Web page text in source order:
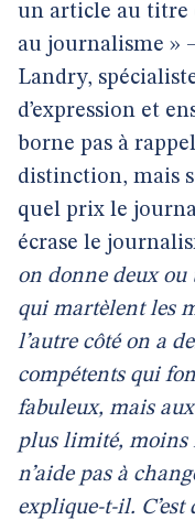
un article au titre
au journalisme »
Landry,
d’expression et
borne pas à
distinction, mais
quel prix le
écrase le
on donne deux ou
qui martèlent les
l’autre côté on a
compétents qui
fabuleux, mais
plus limité, moins
n’aide pas à
explique-t-il.